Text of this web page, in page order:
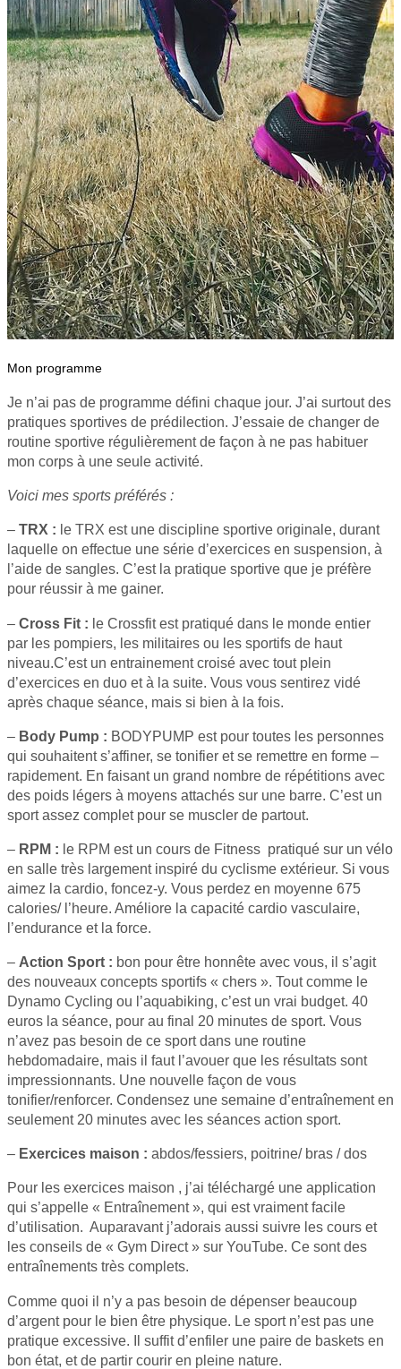
Mon programme
Je n’ai pas de programme défini chaque jour. J’ai surtout des
pratiques sportives de prédilection. J’essaie de changer de
routine sportive régulièrement de façon à ne pas habituer
mon corps à une seule activité.
Voici mes sports préférés :
– TRX : le TRX est une discipline sportive originale, durant
laquelle on effectue une série d’exercices en suspension, à
l’aide de sangles. C’est la pratique sportive que je préfère
pour réussir à me gainer.
– Cross Fit : le Crossfit est pratiqué dans le monde entier
par les pompiers, les militaires ou les sportifs de haut
niveau.C’est un entrainement croisé avec tout plein
d’exercices en duo et à la suite. Vous vous sentirez vidé
après chaque séance, mais si bien à la fois.
– Body Pump : BODYPUMP est pour toutes les personnes
qui souhaitent s’affiner, se tonifier et se remettre en forme –
rapidement. En faisant un grand nombre de répétitions avec
des poids légers à moyens attachés sur une barre. C’est un
sport assez complet pour se muscler de partout.
– RPM : le RPM est un cours de Fitness pratiqué sur un vélo
en salle très largement inspiré du cyclisme extérieur. Si vous
aimez la cardio, foncez-y. Vous perdez en moyenne 675
calories/ l’heure. Améliore la capacité cardio vasculaire,
l’endurance et la force.
– Action Sport : bon pour être honnête avec vous, il s’agit
des nouveaux concepts sportifs « chers ». Tout comme le
Dynamo Cycling ou l’aquabiking, c’est un vrai budget. 40
euros la séance, pour au final 20 minutes de sport. Vous
n’avez pas besoin de ce sport dans une routine
hebdomadaire, mais il faut l’avouer que les résultats sont
impressionnants. Une nouvelle façon de vous
tonifier/renforcer. Condensez une semaine d’entraînement en
seulement 20 minutes avec les séances action sport.
– Exercices maison : abdos/fessiers, poitrine/ bras / dos
Pour les exercices maison , j’ai téléchargé une application
qui s’appelle « Entraînement », qui est vraiment facile
d’utilisation. Auparavant j’adorais aussi suivre les cours et
les conseils de « Gym Direct » sur YouTube. Ce sont des
entraînements très complets.
Comme quoi il n’y a pas besoin de dépenser beaucoup
d’argent pour le bien être physique. Le sport n’est pas une
pratique excessive. Il suffit d’enfiler une paire de baskets en
bon état, et de partir courir en pleine nature.